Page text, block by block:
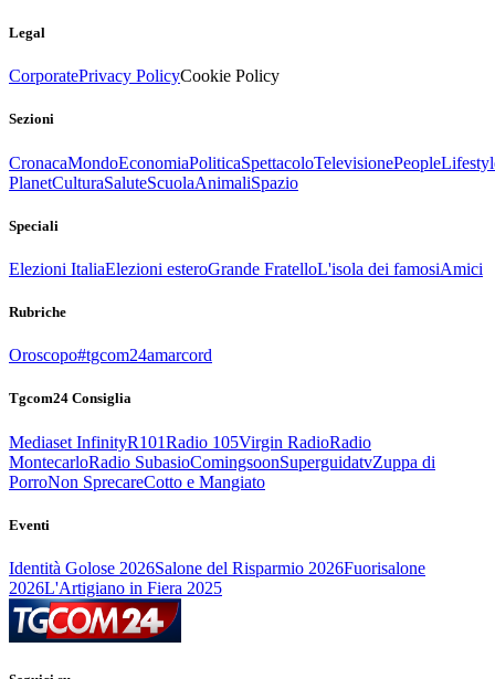
Legal
CorporatePrivacy PolicyCookie Policy
Sezioni
CronacaMondoEconomiaPoliticaSpettacoloTelevisionePeople
PlanetCulturaSaluteScuolaAnimaliSpazio
Speciali
Elezioni ItaliaElezioni esteroGrande FratelloL'isola dei famosiAmici
Rubriche
Oroscopo#tgcom24amarcord
Tgcom24 Consiglia
Mediaset InfinityR101Radio 105Virgin RadioRadio
MontecarloRadio SubasioComingsoonSuperguidatvZuppa di
PorroNon SprecareCotto e Mangiato
Eventi
Identità Golose 2026Salone del Risparmio 2026Fuorisalone
2026L'Artigiano in Fiera 2025